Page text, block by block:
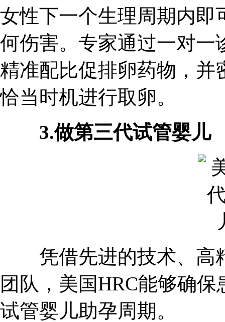
女性下一个生理周期内即
何伤害。专家通过一对一
精准配比促排卵药物，并
恰当时机进行取卵。
3.做第三代试管婴儿
凭借先进的技术、高
团队，美国HRC能够确
试管婴儿助孕周期。